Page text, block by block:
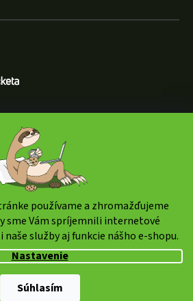
používame a zhromažďujeme
sme Vám spríjemnili internetové
služby aj funkcie nášho e-shopu.
Nastavenie
Súhlasím
Premium |
. Všetky práva vyhradené.
nastavenie cookies